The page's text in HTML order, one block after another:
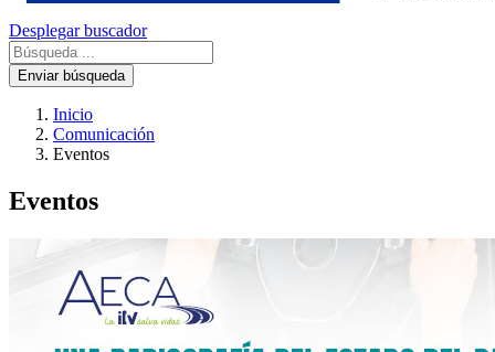
Desplegar buscador
Enviar búsqueda
Inicio
Comunicación
Eventos
Eventos